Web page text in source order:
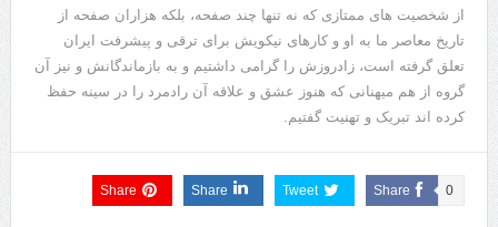
از شخصیت های ممتازی که نه تنها چند صفحه، بلکه هزاران صفحه از
تاریخ معاصر ما به او و کارهای نیکویش برای ترقی و پیشرفت ایران
تعلق گرفته است، زادروزش را گرامی داشتیم و به بازماندگانش و نیز آن
گروه از هم میهنانی که هنوز عشق و علاقه آن رادمرد را در سینه حفظ
کرده اند تبریک و تهنیت گفتیم.
Share 0
Tweet
Share
Share